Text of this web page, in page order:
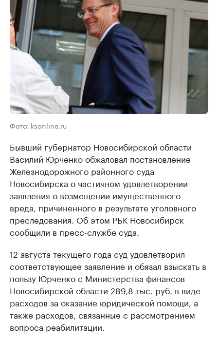
Фото: ksonline.ru
Бывший губернатор Новосибирской области
Василий Юрченко обжаловал постановление
Железнодорожного районного суда
Новосибирска о частичном удовлетворении
заявления о возмещении имущественного
вреда, причиненного в результате уголовного
преследования. Об этом РБК Новосибирск
сообщили в пресс-службе суда.
12 августа текущего года суд удовлетворил
соответствующее заявление и обязал взыскать в
пользу Юрченко с Министерства финансов
Новосибирской области 289,8 тыс. руб. в виде
расходов за оказание юридической помощи, а
также расходов, связанные с рассмотрением
вопроса реабилитации.